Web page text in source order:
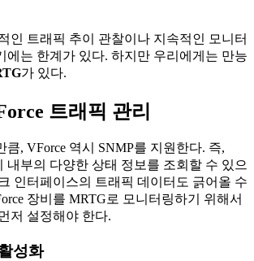
인 트래픽 추이 관찰이나 지속적인 모니터
에는 한계가 있다. 하지만 우리에게는 만능
가 있다.
트래픽 관리
큼, VForce 역시 SNMP를 지원한다. 즉,
내부의 다양한 상태 정보를 조회할 수 있으
인터페이스의 트래픽 데이터도 긁어올 수
장비를 MRTG로 모니터링하기 위해서
저 설정해야 한다.
성화